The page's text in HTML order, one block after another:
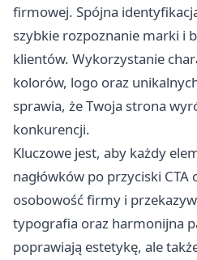
firmowej. Spójna
szybkie rozpoznanie marki i
klientów. Wykorzystanie
kolorów, logo oraz
sprawia, że Twoja strona
konkurencji.
Kluczowe jest, aby każdy
nagłówków po przyciski CTA
osobowość firmy i
typografia oraz harmonijna
poprawiają estetykę, ale